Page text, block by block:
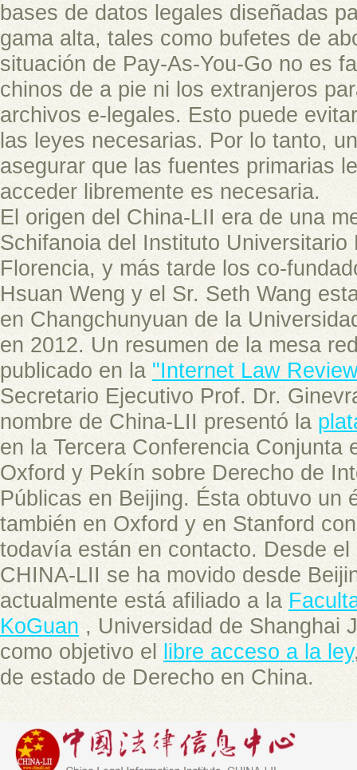
bases de datos legales diseñadas
gama alta, tales como bufetes de
situación de Pay-As-You-Go no es
chinos de a pie ni los extranjeros
archivos e-legales. Esto puede
las leyes necesarias. Por lo tanto,
asegurar que las fuentes primarias
acceder libremente es necesaria.
El origen del China-LII era de una
Schifanoia del Instituto Universitario
Florencia, y más tarde los co-
Hsuan Weng y el Sr. Seth Wang
en Changchunyuan de la
en 2012. Un resumen de la mesa
publicado en la "Internet Law
Secretario Ejecutivo Prof. Dr.
nombre de China-LII presentó la
en la Tercera Conferencia Conjunta
Oxford y Pekín sobre Derecho de
Públicas en Beijing. Ésta obtuvo un
también en Oxford y en Stanford
todavía están en contacto. Desde
CHINA-LII se ha movido desde
actualmente está afiliado a la
KoGuan , Universidad de Shanghai
como objetivo el
libre acceso a la ley
de estado de Derecho en China.